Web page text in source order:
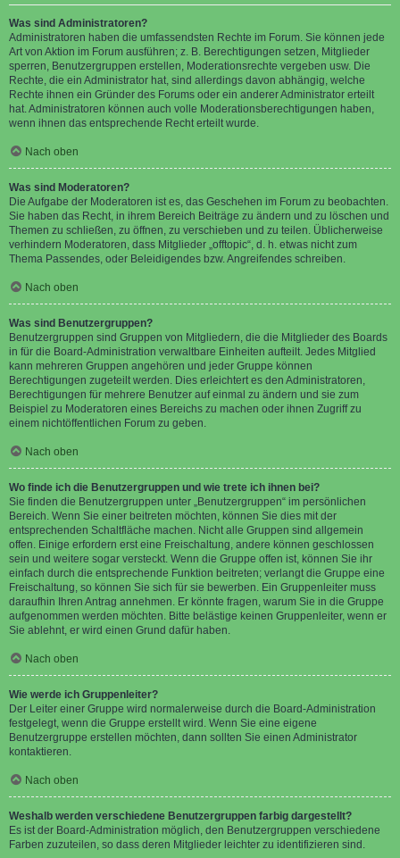
Was sind Administratoren?
Administratoren haben die umfassendsten Rechte im Forum. Sie können jede
Art von Aktion im Forum ausführen; z. B. Berechtigungen setzen, Mitglieder
sperren, Benutzergruppen erstellen, Moderationsrechte vergeben usw. Die
Rechte, die ein Administrator hat, sind allerdings davon abhängig, welche
Rechte ihnen ein Gründer des Forums oder ein anderer Administrator erteilt
hat. Administratoren können auch volle Moderationsberechtigungen haben,
wenn ihnen das entsprechende Recht erteilt wurde.
Nach oben
Was sind Moderatoren?
Die Aufgabe der Moderatoren ist es, das Geschehen im Forum zu beobachten.
Sie haben das Recht, in ihrem Bereich Beiträge zu ändern und zu löschen und
Themen zu schließen, zu öffnen, zu verschieben und zu teilen. Üblicherweise
verhindern Moderatoren, dass Mitglieder „offtopic“, d. h. etwas nicht zum
Thema Passendes, oder Beleidigendes bzw. Angreifendes schreiben.
Nach oben
Was sind Benutzergruppen?
Benutzergruppen sind Gruppen von Mitgliedern, die die Mitglieder des Boards
in für die Board-Administration verwaltbare Einheiten aufteilt. Jedes Mitglied
kann mehreren Gruppen angehören und jeder Gruppe können
Berechtigungen zugeteilt werden. Dies erleichtert es den Administratoren,
Berechtigungen für mehrere Benutzer auf einmal zu ändern und sie zum
Beispiel zu Moderatoren eines Bereichs zu machen oder ihnen Zugriff zu
einem nichtöffentlichen Forum zu geben.
Nach oben
Wo finde ich die Benutzergruppen und wie trete ich ihnen bei?
Sie finden die Benutzergruppen unter „Benutzergruppen“ im persönlichen
Bereich. Wenn Sie einer beitreten möchten, können Sie dies mit der
entsprechenden Schaltfläche machen. Nicht alle Gruppen sind allgemein
offen. Einige erfordern erst eine Freischaltung, andere können geschlossen
sein und weitere sogar versteckt. Wenn die Gruppe offen ist, können Sie ihr
einfach durch die entsprechende Funktion beitreten; verlangt die Gruppe eine
Freischaltung, so können Sie sich für sie bewerben. Ein Gruppenleiter muss
daraufhin Ihren Antrag annehmen. Er könnte fragen, warum Sie in die Gruppe
aufgenommen werden möchten. Bitte belästige keinen Gruppenleiter, wenn er
Sie ablehnt, er wird einen Grund dafür haben.
Nach oben
Wie werde ich Gruppenleiter?
Der Leiter einer Gruppe wird normalerweise durch die Board-Administration
festgelegt, wenn die Gruppe erstellt wird. Wenn Sie eine eigene
Benutzergruppe erstellen möchten, dann sollten Sie einen Administrator
kontaktieren.
Nach oben
Weshalb werden verschiedene Benutzergruppen farbig dargestellt?
Es ist der Board-Administration möglich, den Benutzergruppen verschiedene
Farben zuzuteilen, so dass deren Mitglieder leichter zu identifizieren sind.